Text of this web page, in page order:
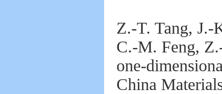
Z.-T. Tang,
C.-M. Feng,
one-
China